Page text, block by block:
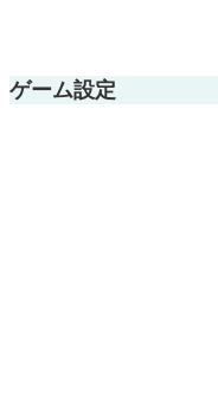
ゲーム設定